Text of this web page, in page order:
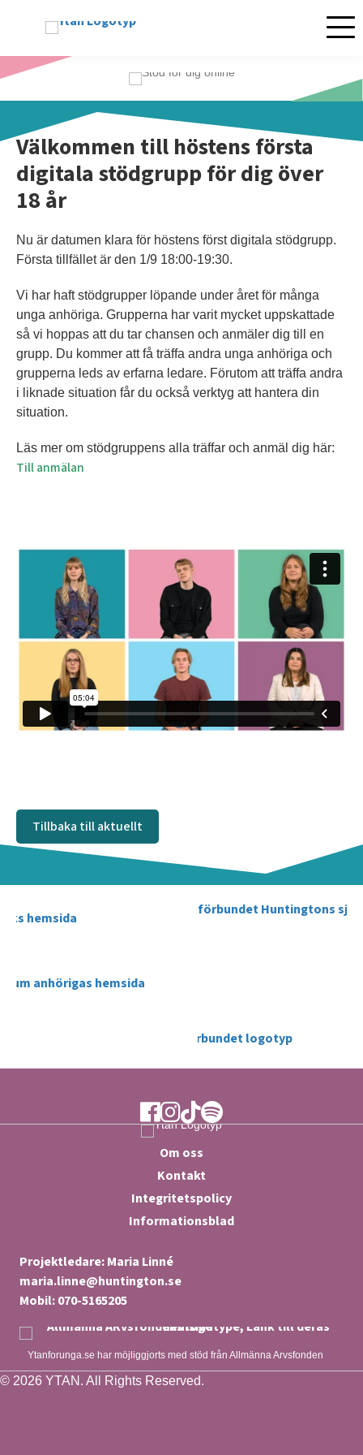
Välkommen till höstens första
digitala stödgrupp för dig över
18 år
Nu är datumen klara för höstens först digitala stödgrupp.
Första tillfället är den 1/9 18:00-19:30.
Vi har haft stödgrupper löpande under året för många
unga anhöriga. Grupperna har varit mycket uppskattade
så vi hoppas att du tar chansen och anmäler dig till en
grupp. Du kommer att få träffa andra unga anhöriga och
grupperna leds av erfarna ledare. Förutom att träffa andra
i liknade situation får du också verktyg att hantera din
situation.
Läs mer om stödgruppens alla träffar och anmäl dig här:
Till anmälan
Tillbaka till aktuellt
Ytan Facebook
Ytan Instagram
Ytan TikTok
Ytan Spotify
Om oss
Kontakt
Integritetspolicy
Informationsblad
Projektledare: Maria Linné
maria.linne@huntington.se
Mobil: 070-5165205
Ytanforunga.se har möjliggjorts med stöd från Allmänna Arvsfonden
© 2026 YTAN. All Rights Reserved.